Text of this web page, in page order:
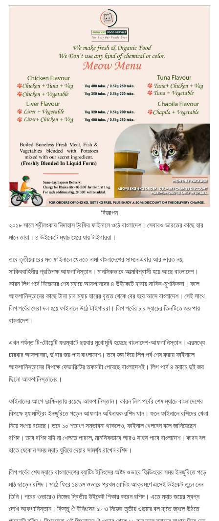
বিজ্ঞাপন
২০১৮ সালে শ্রীলংকায় নিদাহাস ট্রফির ফাইনালে ওঠে বাংলাদেশ। সেবারও ভারতের কাছে হার
মানে তারা। ৪ উইকেটে ম্যাচ হেরে যায় টাইগাররা।
তবে তৃতীয়বারের মত ফাইনালে খেলতে নামা বাংলাদেশের সামনে এবার আর ভারত নয়,
সাকিববাহিনীর প্রতিপক্ষ আফগানিস্তান। মানসিকভাবে আত্মবিশ্বাসী হয়ে আছে বাংলাদেশ।
কারন লিগ পর্বে নিজেদের শেষ ম্যাচে আফগানদের ৪ উইকেটে হারায় সাকিব-মুশফিকরা। ফলে
আফগানিস্তানের কাছে টানা চার ম্যাচ হারের বৃত্ত থেকে বের হয়ে আসে বাংলাদেশ। সেই সাথে
লিগ পর্বের সেরা দল হয়ে ফাইনালে উঠে টাইগাররা। লিগ পর্বের চার ম্যাচের তিনটিতে জয় পায়
বাংলাদেশ।
এখন পর্যন্ত টি-টোয়েন্টি ফরম্যাটে ছয়বার মুখোমুখি হয়েছে বাংলাদেশ-আফগানিস্তান। এরমধ্যে
চারবার আফগানরা, দু’বার জয় পায় বাংলাদেশ। তবে জয় দিয়ে লিগ পর্ব শেষ করায় ফাইনালে
আফগানিস্তানের বিপক্ষে ফেভারিটের তকমাটা পেয়েছে বাংলাদেশই। লিগ পর্বে ৪ ম্যাচে দুই জয়
ছিলো আফগানিস্তানের।
ফাইনালের আগে দুঃশ্চিন্তায় রয়েছে আফগানিস্তান। কারন লিগ পর্বের শেষ ম্যাচে বাংলাদেশের
বিপক্ষে হ্যামস্ট্রিং ইনজুরিতে পড়েন আফগান অধিনায়ক রশিদ খান। ফলে ফাইনালে রশিদের খেলা
নিয়ে সংশয় রয়েছে। তবে ১০ শতাংশ সম্ভাবনা থাকলেও, ফাইনাল খেলবেন বলে জানিয়েছেন
রশিদ। তবে রশিদ যদি না খেলতে পারলে, মানসিকভাবে আরও সাহস পাবে বাংলাদেশ। কারন বল
হাতে যেকোন সময় ম্যাচ ঘুরিয়ে দেয়ার সামর্থ্য রাখেন রশিদ।
লিগ পর্বের শেষ ম্যাচে বাংলাদেশের ব্যাটিং ইনিংসের অষ্টম ওভারে ফিল্ডিংয়ের সময় ইনজুরিতে পড়ে
মাঠ ছাড়েন রশিদ। মাঠে ফিরে ১৪তম ওভারে প্রথম বোলিং আক্রমণে এসেই উইকেট তুলে নেন
তিনি। পরের ওভারেও নিজের দ্বিতীয় উইকেট শিকার করেন রশিদ। এতে ম্যাচ জয়ের স্বপ্ন
দেখে আফগানিস্তান। কিন্তু ঐ ইনিংসের ১৮ ও নিজের তৃতীয় ওভারে বল হাতে জ্বলে উঠতে